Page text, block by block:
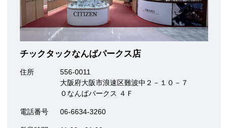
チックタックなんばパークス店
住所
556-0011
大阪府大阪市浪速区難波中２－１０－７
０なんばパークス ４Ｆ
電話番号 06-6634-3260